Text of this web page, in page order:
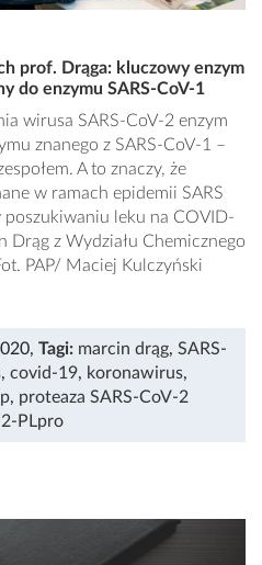
prof. Drąga: kluczowy enzym
do enzymu SARS-CoV-1
wirusa SARS-CoV-2 enzym
znanego z SARS-CoV-1 –
A to znaczy, że
w ramach epidemii SARS
poszukiwaniu leku na COVID-
z Wydziału Chemicznego
PAP/ Maciej Kulczyński
, Tagi: marcin drąg, SARS-
, covid-19, koronawirus,
, proteaza SARS-CoV-2
PLpro